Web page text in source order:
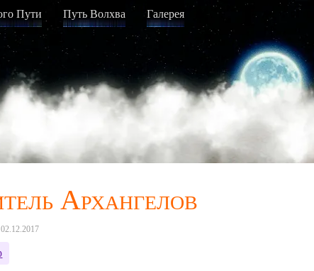
Пути Путь Волхва Галерея
Архангелов